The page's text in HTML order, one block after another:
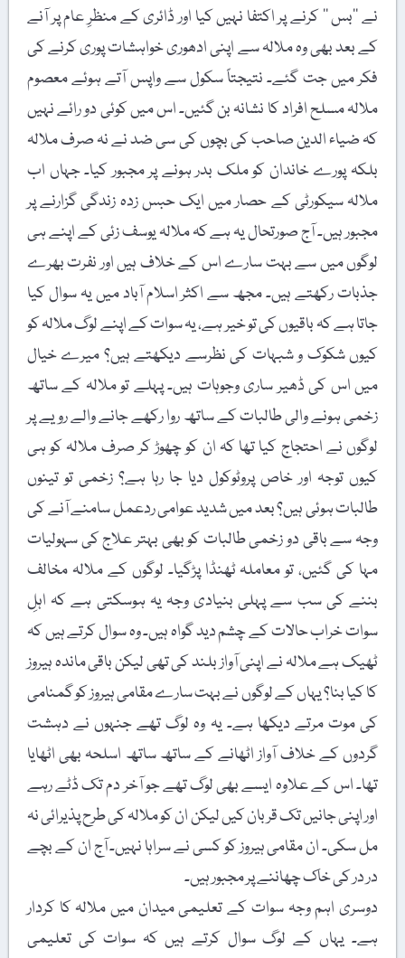
نے ’’بس ‘‘ کرنے پر اکتفا نہیں کیا اور ڈائری کے منظرِ عام پر آنے
کے بعد بھی وہ ملالہ سے اپنی ادھوری خواہشات پوری کرنے کی
فکر میں جت گئے۔ نتیجتاً سکول سے واپس آتے ہوئے معصوم
ملالہ مسلح افراد کا نشانہ بن گئیں۔ اس میں کوئی دو رائے نہیں
کہ ضیاء الدین صاحب کی بچوں کی سی ضد نے نہ صرف ملالہ
بلکہ پورے خاندان کو ملک بدر ہونے پر مجبور کیا۔ جہاں اب
ملالہ سیکورٹی کے حصار میں ایک حبس زدہ زندگی گزارنے پر
مجبور ہیں۔ آج صورتحال یہ ہے کہ ملالہ یوسف زئی کے اپنے ہی
لوگوں میں سے بہت سارے اس کے خلاف ہیں اور نفرت بھرے
جذبات رکھتے ہیں۔ مجھ سے اکثر اسلام آباد میں یہ سوال کیا
جاتا ہے کہ باقیوں کی تو خیر ہے، یہ سوات کے اپنے لوگ ملالہ کو
کیوں شکوک و شبہات کی نظرسے دیکھتے ہیں؟ میرے خیال
میں اس کی ڈھیر ساری وجوہات ہیں۔ پہلے تو ملالہ کے ساتھ
زخمی ہونے والی طالبات کے ساتھ روا رکھے جانے والے رویے پر
لوگوں نے احتجاج کیا تھا کہ ان کو چھوڑ کر صرف ملالہ کو ہی
کیوں توجہ اور خاص پروٹوکول دیا جا رہا ہے؟ زخمی تو تینوں
طالبات ہوئی ہیں؟ بعد میں شدید عوامی ردعمل سامنے آنے کی
وجہ سے باقی دو زخمی طالبات کو بھی بہتر علاج کی سہولیات
مہا کی گئیں، تو معاملہ ٹھنڈا پڑگیا۔ لوگوں کے ملالہ مخالف
بننے کی سب سے پہلی بنیادی وجہ یہ ہوسکتی ہے کہ اہلِ
سوات خراب حالات کے چشم دید گواہ ہیں۔ وہ سوال کرتے ہیں کہ
ٹھیک ہے ملالہ نے اپنی آواز بلند کی تھی لیکن باقی ماندہ ہیروز
کا کیا بنا؟ یہاں کے لوگوں نے بہت سارے مقامی ہیروز کو گمنامی
کی موت مرتے دیکھا ہے۔ یہ وہ لوگ تھے جنہوں نے دہشت
گردوں کے خلاف آواز اٹھانے کے ساتھ ساتھ اسلحہ بھی اٹھایا
تھا۔ اس کے علاوہ ایسے بھی لوگ تھے جو آخر دم تک ڈٹے رہے
اور اپنی جانیں تک قربان کیں لیکن ان کو ملالہ کی طرح پذیرائی نہ
مل سکی۔ ان مقامی ہیروز کو کسی نے سراہا نہیں۔ آج ان کے بچے
در در کی خاک چھاننے پر مجبور ہیں۔
دوسری اہم وجہ سوات کے تعلیمی میدان میں ملالہ کا کردار
ہے۔ یہاں کے لوگ سوال کرتے ہیں کہ سوات کی تعلیمی